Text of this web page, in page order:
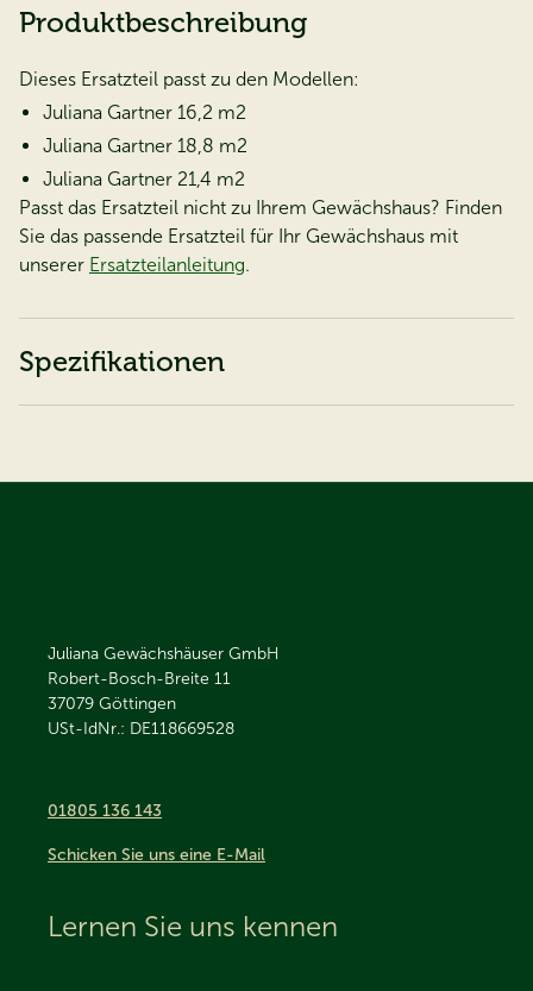
Produktbeschreibung
Dieses Ersatzteil passt zu den Modellen:
Juliana Gartner 16,2 m2
Juliana Gartner 18,8 m2
Juliana Gartner 21,4 m2
Passt das Ersatzteil nicht zu Ihrem Gewächshaus? Finden
Sie das passende Ersatzteil für Ihr Gewächshaus mit
unserer Ersatzteilanleitung.
Spezifikationen
Juliana Gewächshäuser GmbH
Robert-Bosch-Breite 11
37079 Göttingen
USt-IdNr.: DE118669528
01805 136 143
Schicken Sie uns eine E-Mail
Lernen Sie uns kennen